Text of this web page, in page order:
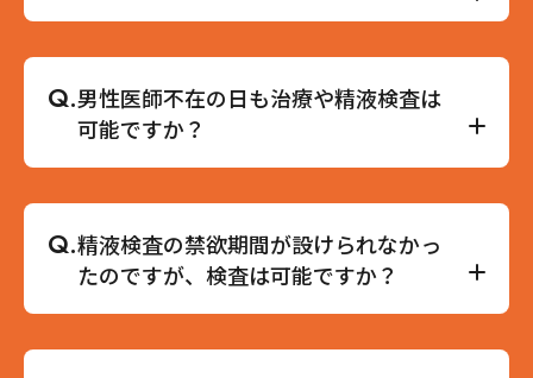
了承ください。
A.公式LINEによるご質問はいつでも無料でご相談可
能です。医師にも確認のうえご返信をさせていた
だきます。
また、カウンセリングのみでのお越しの際は、ご
予約時に男性医師をご選択ください。当日はカウ
ンセリング代2,000円を頂戴いたしますので予め
ご了承ください。
Q.男性医師不在の日も治療や精液検査は
可能ですか？
A.可能です。精液検査はレポートのお渡し、ご説
明、動画での精子状態の確認がいただけます。今
後の治療方針についてはお伝えできかねますので
ご了承ください。治療方針などについては、医師
の在籍している日に再度お越しをいただくか、公
式LINEにてご相談をお願いします。
Q.精液検査の禁欲期間が設けられなかっ
たのですが、検査は可能ですか？
A.精液検査は、検査日の3日前から禁欲をお願いし